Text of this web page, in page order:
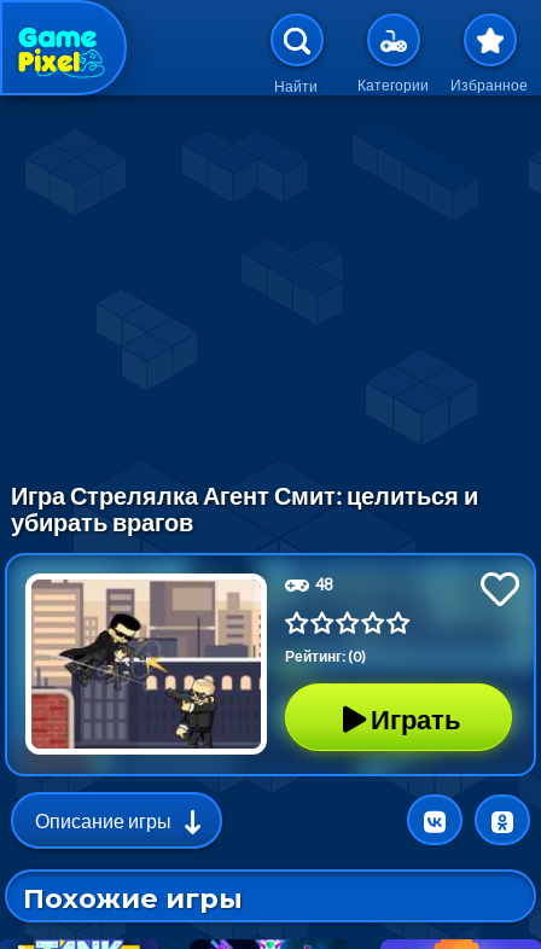
Перейти к основному
Найти Категории Избранное
Игра Стрелялка Агент Смит: целиться и
убирать врагов
48
Рейтинг: (0)
Играть
Описание игры
Похожие игры